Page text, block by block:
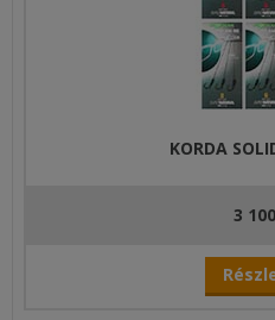
KORDA
3